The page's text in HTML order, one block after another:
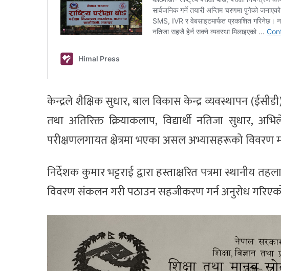
केन्द्रले शैक्षिक सुधार, बाल विकास केन्द्र व्यवस्थापन
तथा अतिरिक्त क्रियाकलाप, विद्यार्थी नतिजा सुधार,
परीक्षणलगायत क्षेत्रमा भएका असल अभ्यासहरूको विवरण
निर्देशक कुमार भट्टराई द्वारा हस्ताक्षरित पत्रमा
विवरण संकलन गरी पठाउन सहजीकरण गर्न अनुरोध